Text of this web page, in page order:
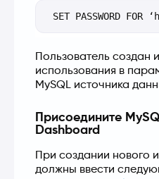
Пользователь создан
использования в
MySQL источника
Присоедините
Dashboard
При создании нового
должны ввести